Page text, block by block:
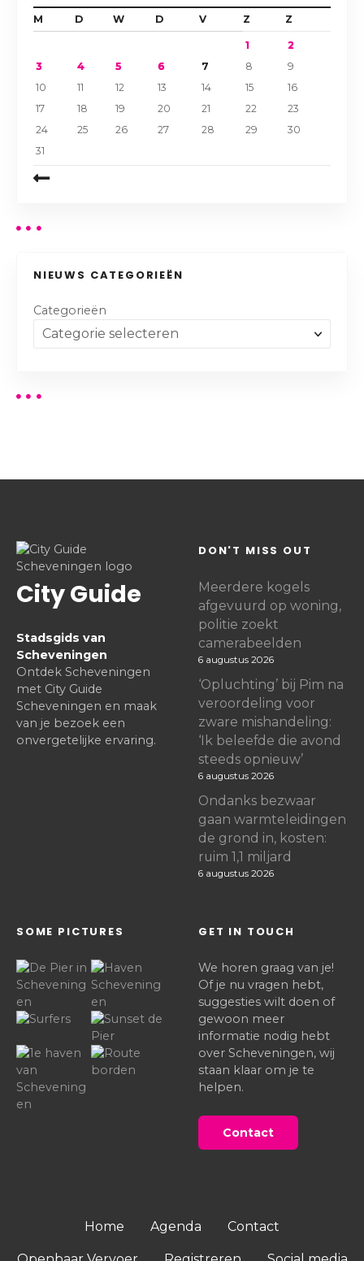
M D W D V Z Z
1
2
3
4 5 6 7 8
9
10
11 12 13 14 15
16
17
18 19 20 21 22
23
24
25 26 27 28 29
30
31
NIEUWS CATEGORIEËN
Categorieën
City Guide
Stadsgids van
Scheveningen
Ontdek Scheveningen
met City Guide
Scheveningen en maak
van je bezoek een
onvergetelijke ervaring.
DON'T MISS OUT
Meerdere kogels
afgevuurd op woning,
politie zoekt
camerabeelden
6 augustus 2026
‘Opluchting’ bij Pim na
veroordeling voor
zware mishandeling:
‘Ik beleefde die avond
steeds opnieuw’
6 augustus 2026
Ondanks bezwaar
gaan warmteleidingen
de grond in, kosten:
ruim 1,1 miljard
6 augustus 2026
SOME PICTURES GET IN TOUCH
We horen graag van je!
Of je nu vragen hebt,
suggesties wilt doen of
gewoon meer
informatie nodig hebt
over Scheveningen, wij
staan klaar om je te
helpen.
Contact
Home Agenda Contact